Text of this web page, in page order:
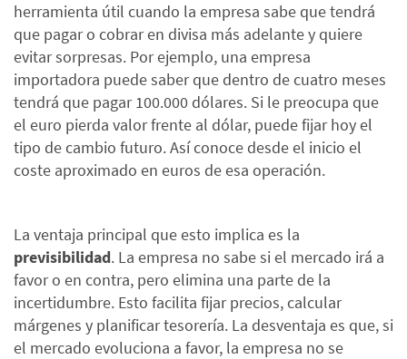
herramienta útil cuando la empresa sabe que tendrá
que pagar o cobrar en divisa más adelante y quiere
evitar sorpresas. Por ejemplo, una empresa
importadora puede saber que dentro de cuatro meses
tendrá que pagar 100.000 dólares. Si le preocupa que
el euro pierda valor frente al dólar, puede fijar hoy el
tipo de cambio futuro. Así conoce desde el inicio el
coste aproximado en euros de esa operación.
La ventaja principal que esto implica es la
previsibilidad. La empresa no sabe si el mercado irá a
favor o en contra, pero elimina una parte de la
incertidumbre. Esto facilita fijar precios, calcular
márgenes y planificar tesorería. La desventaja es que, si
el mercado evoluciona a favor, la empresa no se